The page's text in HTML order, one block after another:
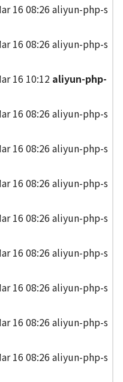
16 08:26 aliyun-php-s
16 08:26 aliyun-php-s
16 10:12 aliyun-php-
16 08:26 aliyun-php-s
16 08:26 aliyun-php-s
16 08:26 aliyun-php-s
16 08:26 aliyun-php-s
16 08:26 aliyun-php-s
16 08:26 aliyun-php-s
16 08:26 aliyun-php-s
16 08:26 aliyun-php-s